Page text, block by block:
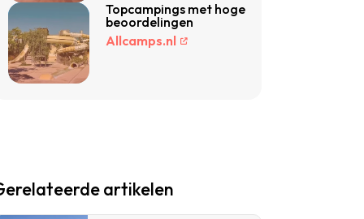
Topcampings met hoge
beoordelingen
Allcamps.nl
artikelen